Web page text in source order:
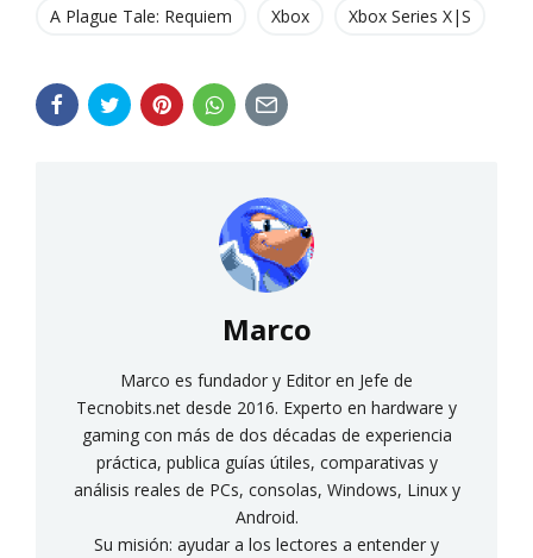
A Plague Tale: Requiem Xbox Xbox Series X|S
Marco
Marco es fundador y Editor en Jefe de
Tecnobits.net desde 2016. Experto en hardware y
gaming con más de dos décadas de experiencia
práctica, publica guías útiles, comparativas y
análisis reales de PCs, consolas, Windows, Linux y
Android.
Su misión: ayudar a los lectores a entender y